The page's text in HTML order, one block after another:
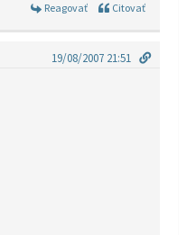
Reagovať Citovať
19/08/2007 21:51